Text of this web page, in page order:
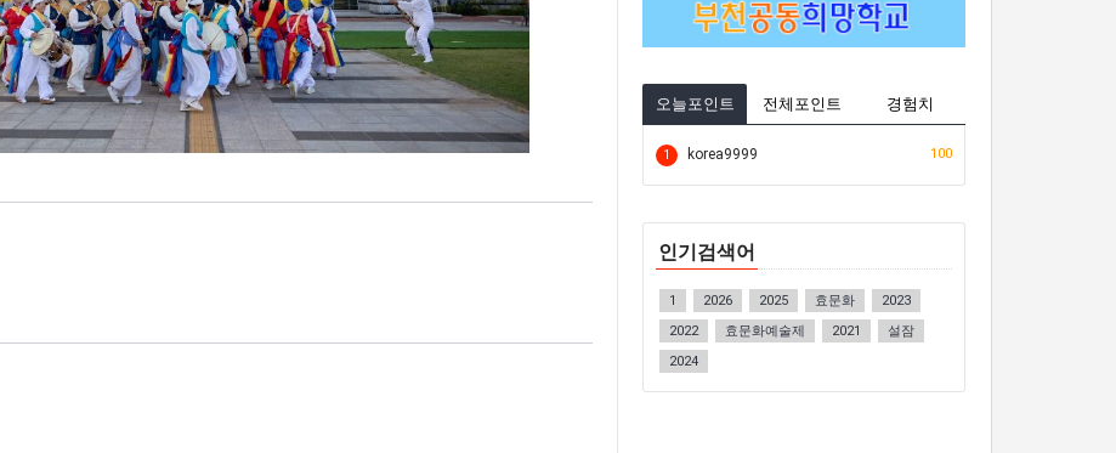
오늘포인트 전체포인트 경험치
1 korea9999 100
인기검색어
1 2026 2025 효문화
2023
2022
효문화예술제 2021
설잠
2024